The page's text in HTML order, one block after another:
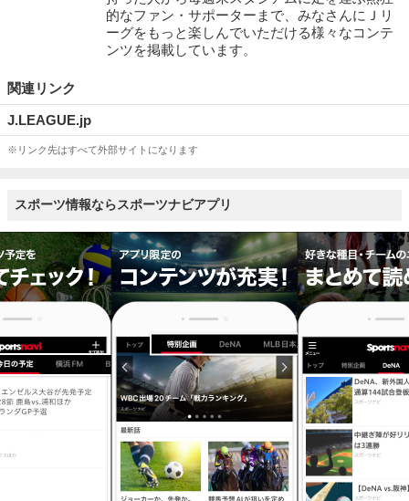
的なファン・サポーターまで、みなさんにＪリ
ーグをもっと楽しんでいただける様々なコンテ
ンツを掲載しています。
関連リンク
J.LEAGUE.jp
※リンク先はすべて外部サイトになります
スポーツ情報ならスポーツナビアプリ